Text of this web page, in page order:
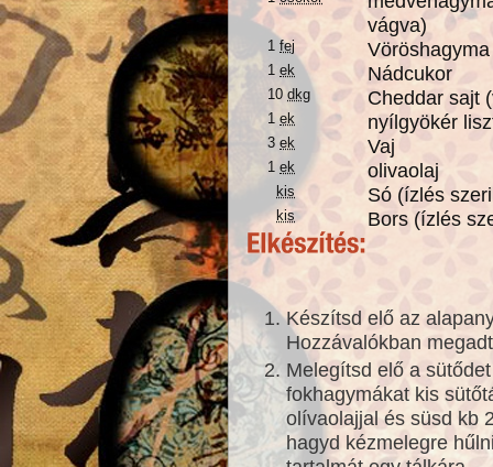
vágva)
1fej
1ek Nádcukor
10dkg Cheddar sajt
1ek nyílgyökér
3ek Vaj
1ek olivaolaj
kis Só (ízlés
kis Bors (ízlés
Készítsd elő az
Hozzávalókban
Melegítsd elő a
fokhagymákat kis
olívaolajjal és süsd kb
hagyd kézmelegre